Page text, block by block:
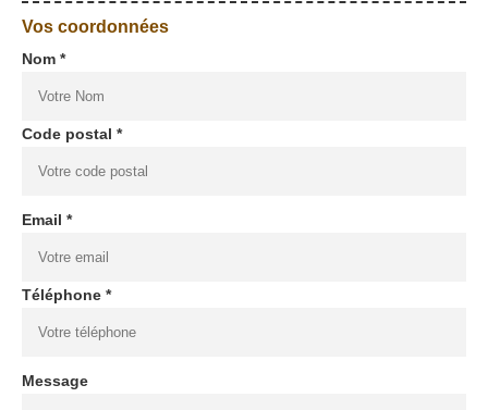
Vos coordonnées
Nom *
Code postal *
Email *
Téléphone *
Message